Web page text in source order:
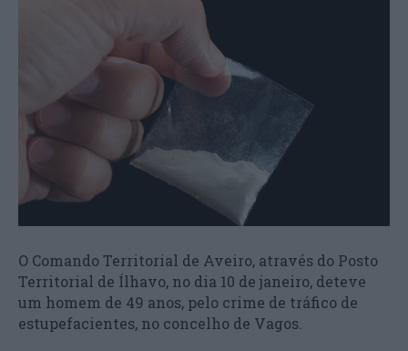
O Comando Territorial de Aveiro, através do Posto
Territorial de Ílhavo, no dia 10 de janeiro, deteve
um homem de 49 anos, pelo crime de tráfico de
estupefacientes, no concelho de Vagos.